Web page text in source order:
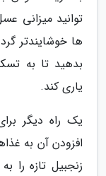
توانید میزانی
ها خوشایندتر
بدهید تا به
یاری کند.
یک راه دیگر
افزودن آن به
زنجبیل تازه